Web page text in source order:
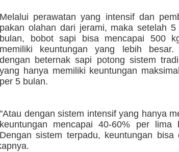
Melalui perawatan yang intensif dan
pakan olahan dari jerami, maka setelah 5
bulan, bobot sapi bisa mencapai 500
memiliki keuntungan yang lebih besar.
dengan beternak sapi potong sistem
yang hanya memiliki keuntungan
per 5 bulan.
"Atau dengan sistem intensif yang hanya
keuntungan mencapai 40-60% per lima
Dengan sistem terpadu, keuntungan bisa